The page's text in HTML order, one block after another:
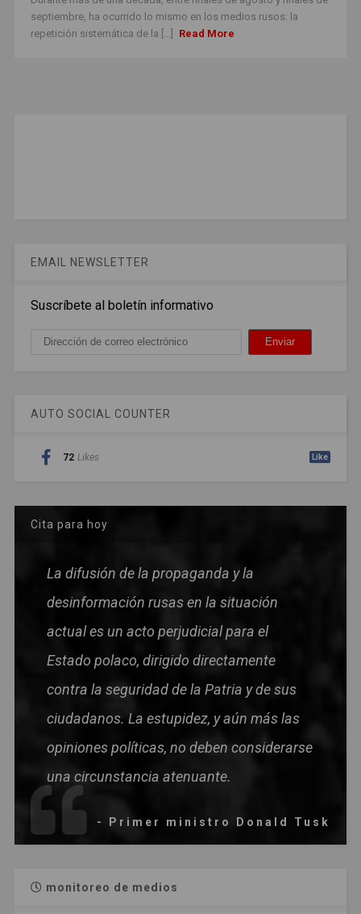
septiembre, ha ocurrido lo mismo en los medios rusos: la
repetición sistemática de la [...]
Read More
EMAIL NEWSLETTER
Suscríbete al boletín informativo
AUTO SOCIAL COUNTER
72 Likes Like
Cita para hoy
La difusión de la propaganda y la
desinformación rusas en la situación
actual es un acto perjudicial para el
Estado polaco, dirigido directamente
contra la seguridad de la Patria y de sus
ciudadanos. La estupidez, y aún más las
opiniones políticas, no deben considerarse
una circunstancia atenuante.
- Primer ministro Donald Tusk
monitoreo de medios